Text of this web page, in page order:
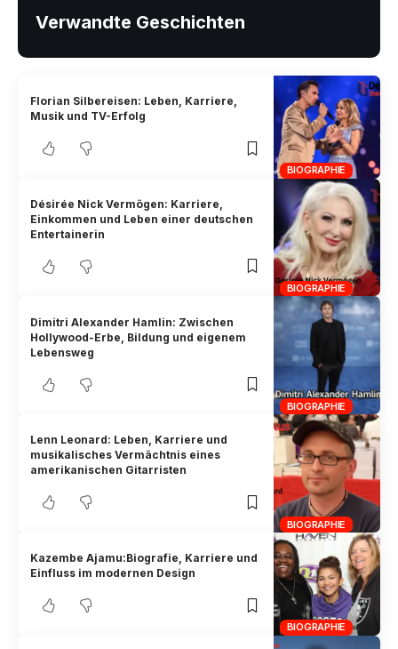
Verwandte Geschichten
BIOGRAPHIE
Florian Silbereisen: Leben, Karriere,
Musik und TV-Erfolg
BIOGRAPHIE
Désirée Nick Vermögen: Karriere,
Einkommen und Leben einer deutschen
Entertainerin
BIOGRAPHIE
Dimitri Alexander Hamlin: Zwischen
Hollywood-Erbe, Bildung und eigenem
Lebensweg
BIOGRAPHIE
Lenn Leonard: Leben, Karriere und
musikalisches Vermächtnis eines
amerikanischen Gitarristen
BIOGRAPHIE
Kazembe Ajamu:Biografie, Karriere und
Einfluss im modernen Design